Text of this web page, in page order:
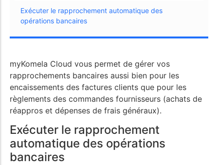
Exécuter le rapprochement automatique des
opérations bancaires
myKomela Cloud vous permet de gérer vos
rapprochements bancaires aussi bien pour les
encaissements des factures clients que pour les
règlements des commandes fournisseurs (achats de
réappros et dépenses de frais généraux).
Exécuter le rapprochement
automatique des opérations
bancaires